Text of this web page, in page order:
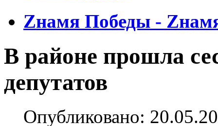
Zнамя Победы -
В районе прошла
депутатов
Опубликовано: